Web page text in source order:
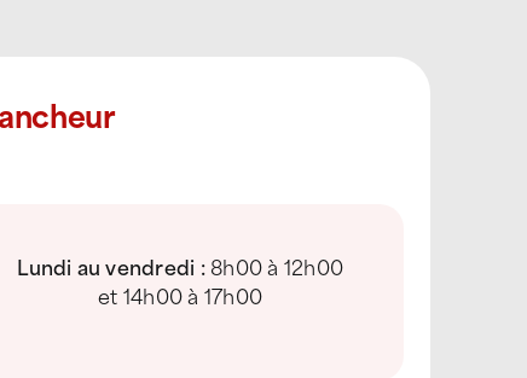
Lundi au vendredi :8h00 à 12h00
et 14h00 à 17h00